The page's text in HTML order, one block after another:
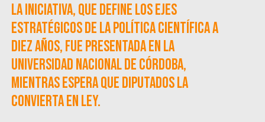
La iniciativa, que define los ejes
estratégicos de la política científica a
diez años, fue presentada en la
Universidad Nacional de Córdoba,
mientras espera que Diputados la
convierta en Ley.